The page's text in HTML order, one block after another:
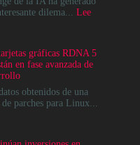
dilema... Lee
gráficas RDNA 5
en fase avanzada de
obtenidos de una
de parches para Linux...